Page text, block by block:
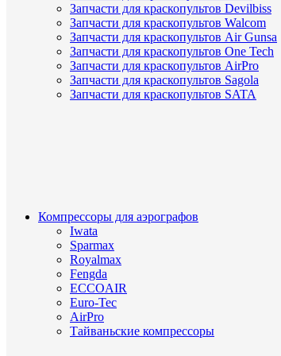
Запчасти для краскопультов Devilbiss
Запчасти для краскопультов Walcom
Запчасти для краскопультов Air Gunsa
Запчасти для краскопультов One Tech
Запчасти для краскопультов AirPro
Запчасти для краскопультов Sagola
Запчасти для краскопультов SATA
Компрессоры для аэрографов
Iwata
Sparmax
Royalmax
Fengda
ECCOAIR
Euro-Tec
AirPro
Тайваньские компрессоры